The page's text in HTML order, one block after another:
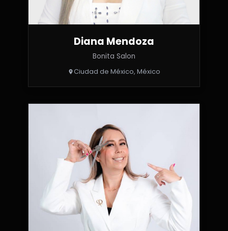
Diana Mendoza
Bonita Salon
Ciudad de México, México